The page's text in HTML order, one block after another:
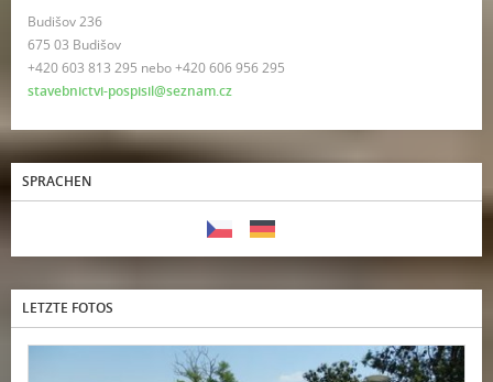
Budišov 236
675 03 Budišov
+420 603 813 295 nebo +420 606 956 295
stavebnictvi-pospisil@seznam.cz
SPRACHEN
LETZTE FOTOS